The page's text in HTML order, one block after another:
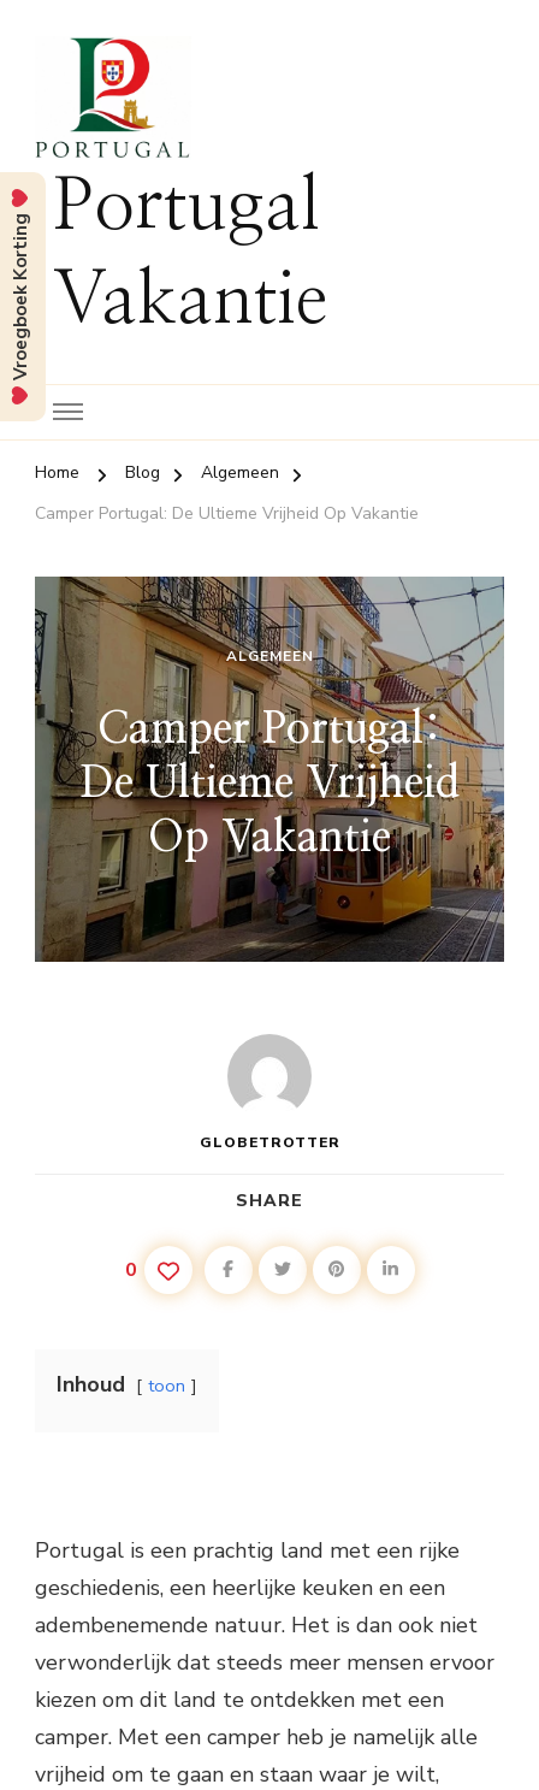
Portugal
Vakantie
Home Blog
Algemeen
Camper Portugal: De Ultieme Vrijheid Op Vakantie
ALGEMEEN
Camper Portugal:
De Ultieme Vrijheid
Op Vakantie
GLOBETROTTER
SHARE
0
Inhoud toon
Portugal is een prachtig land met een rijke
geschiedenis, een heerlijke keuken en een
adembenemende natuur. Het is dan ook niet
verwonderlijk dat steeds meer mensen ervoor
kiezen om dit land te ontdekken met een
camper. Met een camper heb je namelijk alle
vrijheid om te gaan en staan waar je wilt,
Vroegboek Korting